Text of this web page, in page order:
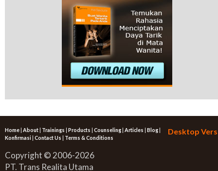
Desktop
Home About Trainings Products Counseling Articles Blog
Konfirmasi Contact Us Terms & Conditions
Copyright © 2006-2026
PT. Trans Realita Utama